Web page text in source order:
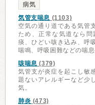
病気
気管支喘息 (1103)
空気の通り道である気管
ため、正常な気道なら
痰、ひどい咳き込み、呼
喘鳴、呼吸困難などの喘
咳喘息 (379)
気管支が炎症を起こし敏
題ないアレルギーなど少
気。
肺炎 (473)